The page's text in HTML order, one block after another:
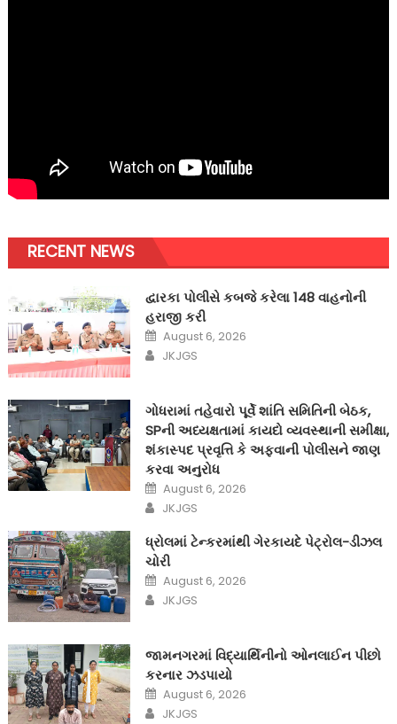
RECENT NEWS
દ્વારકા પોલીસે કબજે કરેલા 148 વાહનોની
હરાજી કરી
Posted
on
August 6, 2026
Author
JKJGS
ગોધરામાં તહેવારો પૂર્વે શાંતિ સમિતિની બેઠક,
SPની અધ્યક્ષતામાં કાયદો વ્યવસ્થાની સમીક્ષા,
શંકાસ્પદ પ્રવૃત્તિ કે અફવાની પોલીસને જાણ
કરવા અનુરોધ
Posted
on
August 6, 2026
Author
JKJGS
ધ્રોલમાં ટેન્કરમાંથી ગેરકાયદે પેટ્રોલ-ડીઝલ
ચોરી
Posted
on
August 6, 2026
Author
JKJGS
જામનગરમાં વિદ્યાર્થિનીનો ઓનલાઈન પીછો
કરનાર ઝડપાયો
Posted
on
August 6, 2026
Author
JKJGS